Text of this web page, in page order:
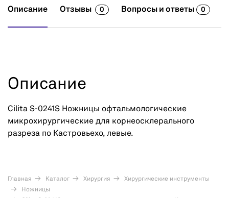
Описание Отзывы 0 Вопросы и ответы 0
Описание
Cilita S-0241S Ножницы офтальмологические
микрохирургические для корнеосклерального
разреза по Кастровьехо, левые.
Главная Каталог Хирургия
Хирургические инструменты
Ножницы